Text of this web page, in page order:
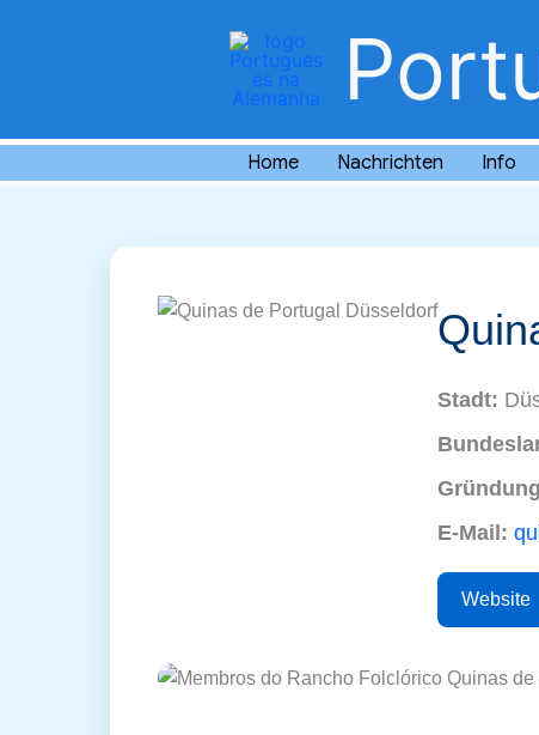
Home Nachrichten Info
Stadt:
E‑Mail:
Website